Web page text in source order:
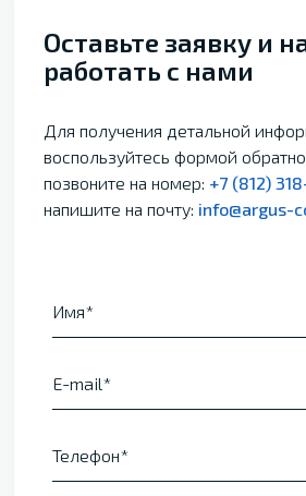
Оставьте заявку и
работать с нами
Для получения детальной
воспользуйтесь формой
позвоните на номер: +7 (812)
напишите на почту: info@argus-
Имя
E-mail
Телефон